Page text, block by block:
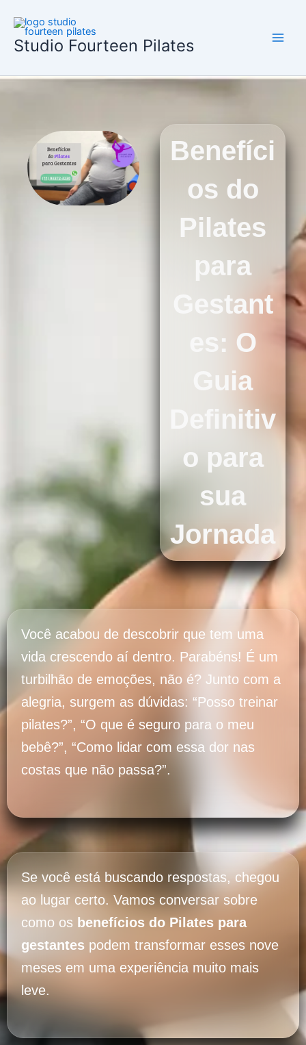
para
Studio Fourteen Pilates
Benefíci
os do
Pilates
para
Gestant
es: O
Guia
Definitiv
o para
sua
Jornada
Você acabou de descobrir que tem uma
vida crescendo aí dentro. Parabéns! É um
turbilhão de emoções, não é? Junto com a
alegria, surgem as dúvidas: “Posso treinar
pilates?”, “O que é seguro para o meu
bebê?”, “Como lidar com essa dor nas
costas que não passa?”.
Se você está buscando respostas, chegou
ao lugar certo. Vamos conversar sobre
como os benefícios do Pilates para
gestantes podem transformar esses nove
meses em uma experiência muito mais
leve.